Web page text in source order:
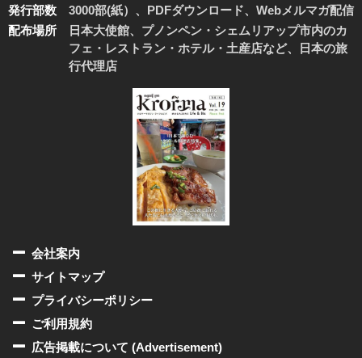
発行部数
3000部(紙）、PDFダウンロード、Webメルマガ配信
配布場所
日本大使館、プノンペン・シェムリアップ市内のカ
フェ・レストラン・ホテル・土産店など、日本の旅
行代理店
会社案内
サイトマップ
プライバシーポリシー
ご利用規約
広告掲載について (Advertisement)